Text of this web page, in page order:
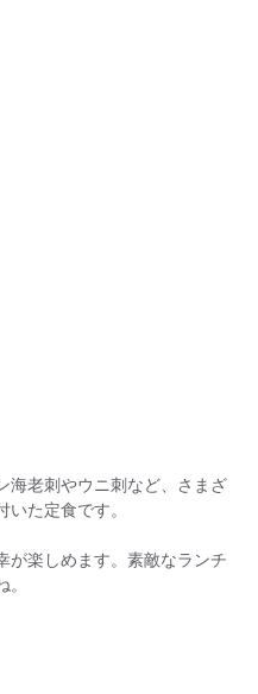
海老刺やウニ刺など、さまざ
た定食です。
が楽しめます。素敵なランチ